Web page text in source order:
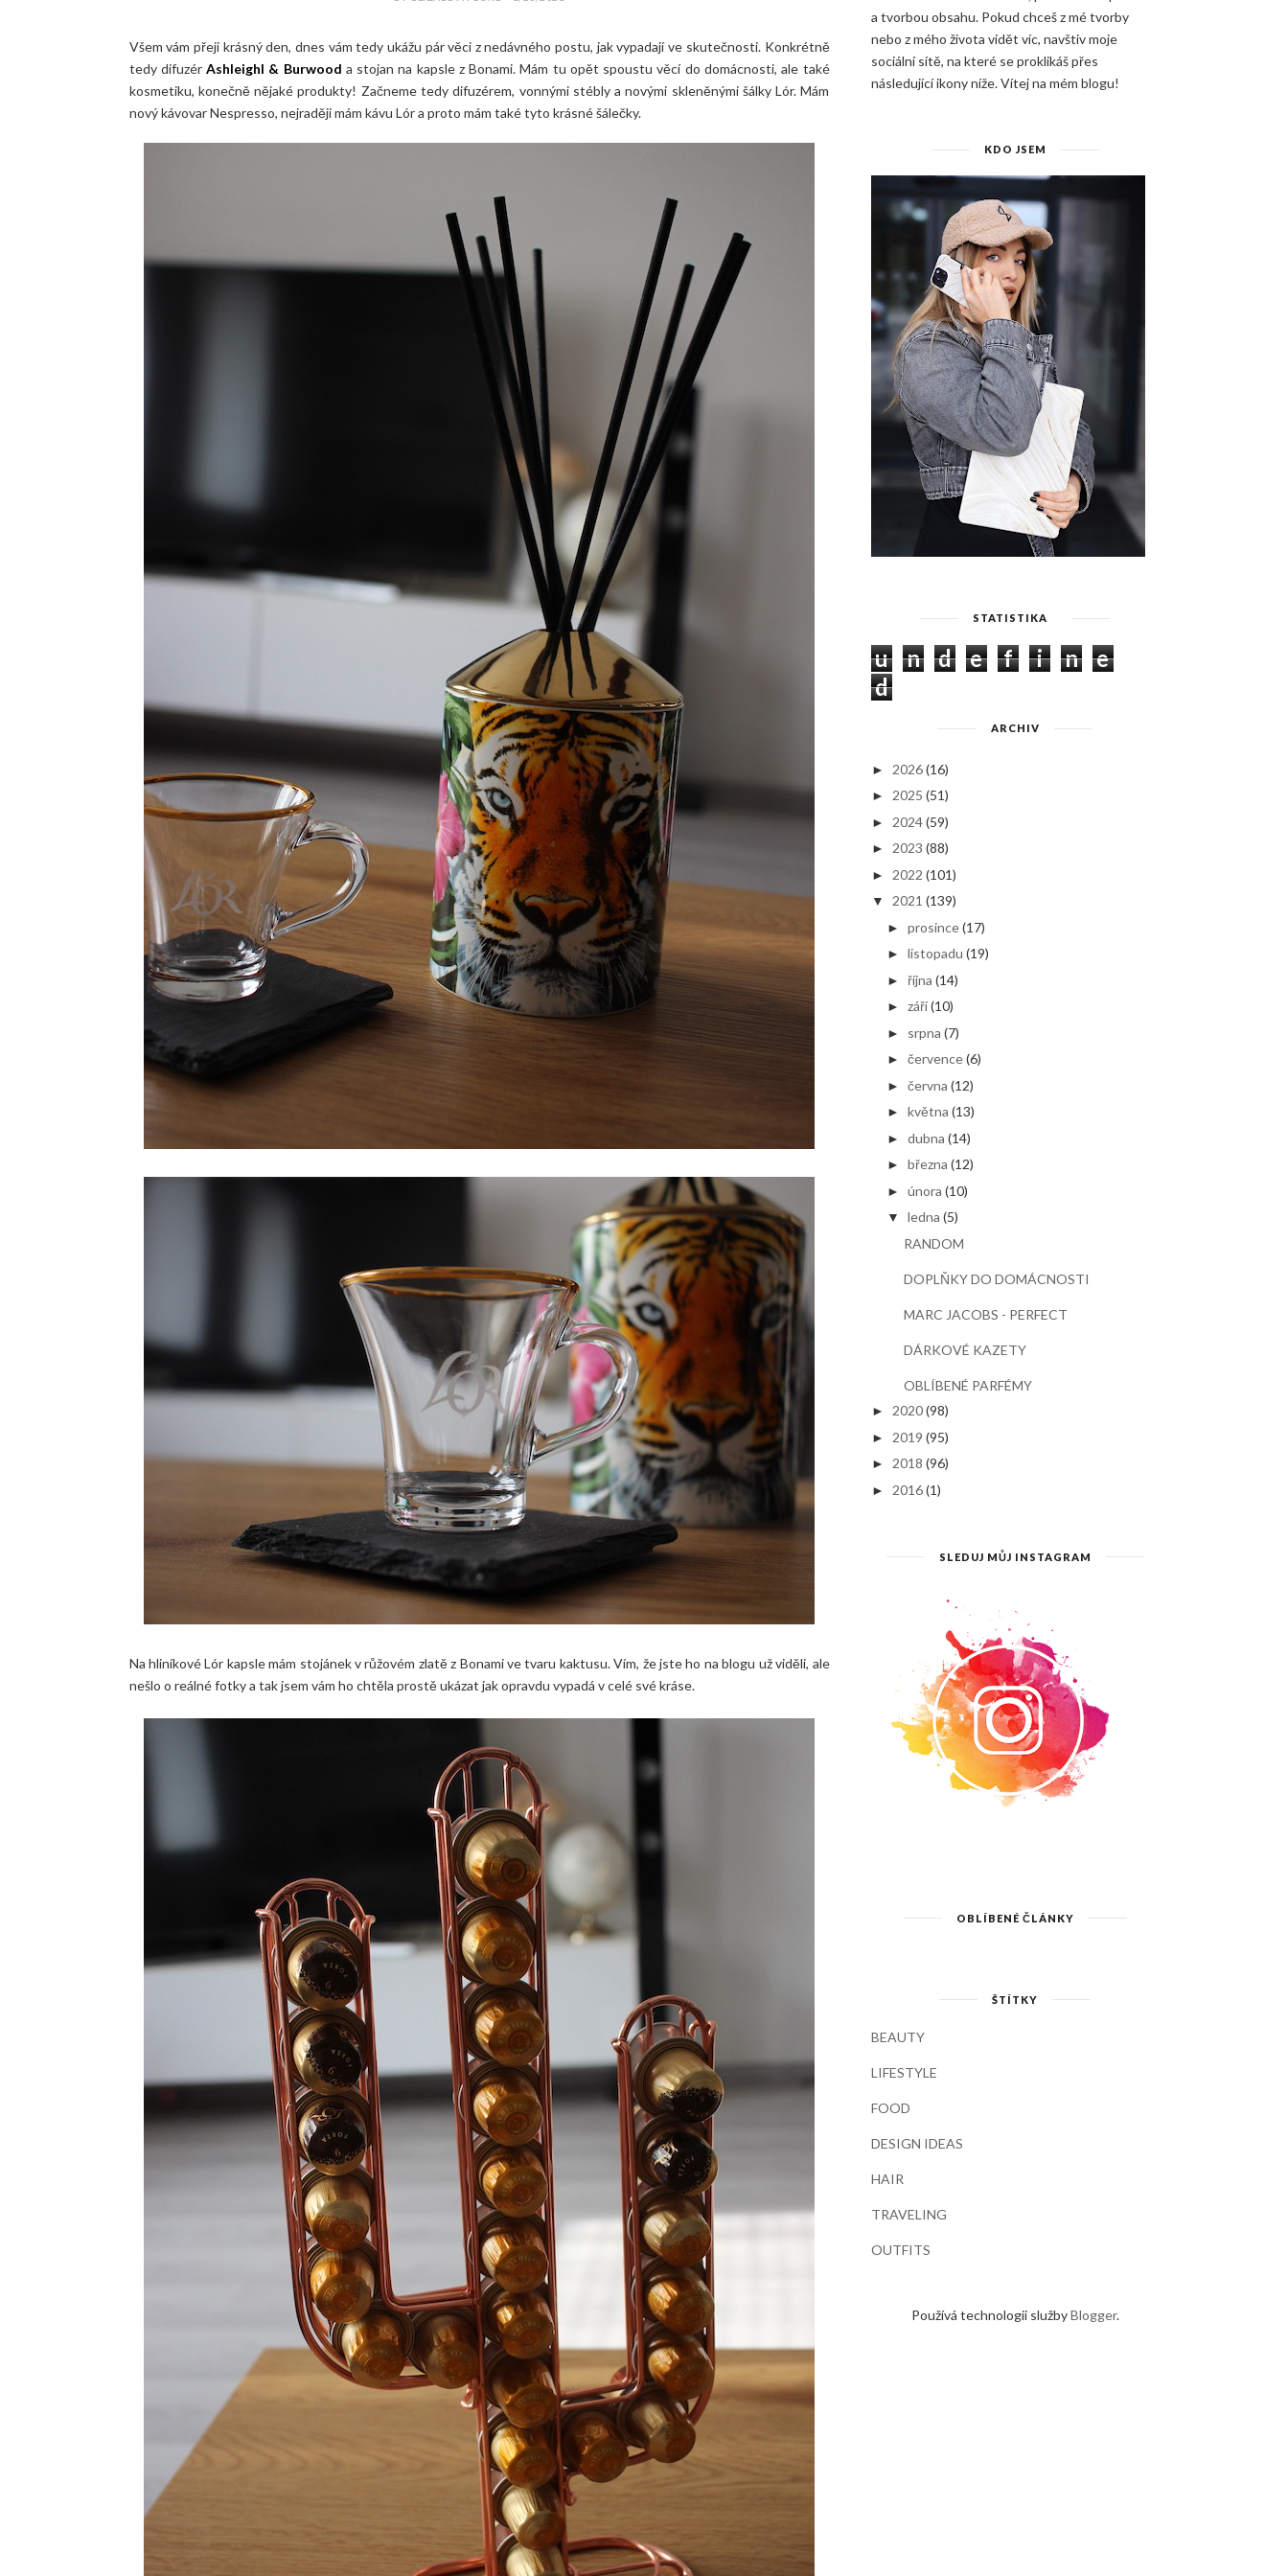
Všem vám přeji krásný den, dnes vám tedy ukážu pár věci z nedávného postu, jak vypadají ve skutečnosti. Konkrétně
tedy difuzérAshleighl & Burwood a stojan na kapsle z Bonami. Mám tu opět spoustu věcí do domácnosti, ale také
kosmetiku, konečně nějaké produkty! Začneme tedy difuzérem, vonnými stébly a novými skleněnými šálky Lór. Mám
nový kávovar Nespresso, nejraději mám kávu Lór a proto mám také tyto krásné šálečky.
Na hliníkové Lór kapsle mám stojánek v růžovém zlatě z Bonami ve tvaru kaktusu. Vím, že jste ho na blogu už viděli, ale
nešlo o reálné fotky a tak jsem vám ho chtěla prostě ukázat jak opravdu vypadá v celé své kráse.
a tvorbou obsahu. Pokud chceš z mé tvorby
nebo z mého života vidět víc, navštiv moje
sociální sítě, na které se proklikáš přes
následující ikony níže. Vítej na mém blogu!
KDO JSEM
STATISTIKA
u n d e f i n
e
d
ARCHIV
► 2026 (16)
► 2025 (51)
► 2024 (59)
► 2023 (88)
► 2022 (101)
▼ 2021 (139)
►prosince(17)
►listopadu (19)
►října (14)
►září(10)
► srpna (7)
►července(6)
►června (12)
►května (13)
►dubna (14)
►března (12)
►února (10)
▼ ledna (5)
RANDOM
DOPLŇKY DO DOMÁCNOSTI
MARC JACOBS - PERFECT
DÁRKOVÉ KAZETY
OBLÍBENÉ PARFÉMY
► 2020 (98)
► 2019 (95)
► 2018 (96)
► 2016 (1)
SLEDUJ MŮJ INSTAGRAM
OBLÍBENÉ ČLÁNKY
ŠTÍTKY
BEAUTY
LIFESTYLE
FOOD
DESIGN IDEAS
HAIR
TRAVELING
OUTFITS
Používá technologii službyBlogger.